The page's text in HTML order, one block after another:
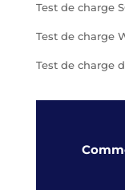
Test de charge
Test de charge
Test de charge